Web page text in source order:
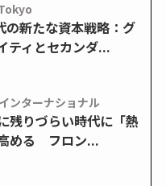
の新たな資本戦略：グ
ティとセカンダ...
ンターナショナル
残りづらい時代に「熱
める フロン...